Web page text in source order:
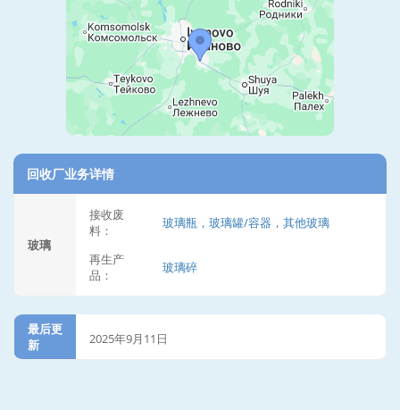
回收厂业务详情
玻璃
接收废
料：
玻璃瓶，玻璃罐/容器，其他玻璃
再生产
品：
玻璃碎
最后更
新
2025年9月11日